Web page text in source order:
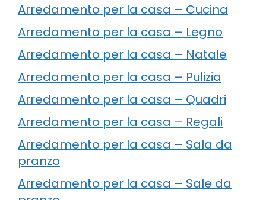
Arredamento per la casa – Cucina
Arredamento per la casa – Legno
Arredamento per la casa – Natale
Arredamento per la casa – Pulizia
Arredamento per la casa – Quadri
Arredamento per la casa – Regali
Arredamento per la casa – Sala da
pranzo
Arredamento per la casa – Sale da